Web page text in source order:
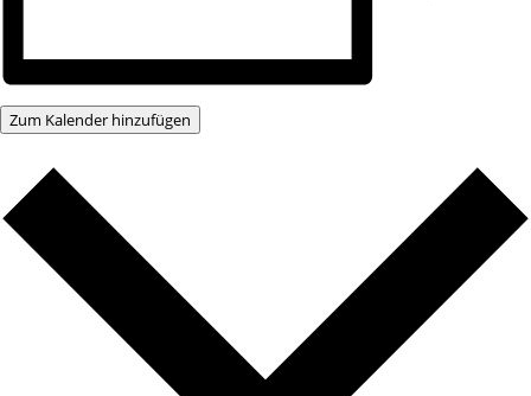
Zum Kalender hinzufügen